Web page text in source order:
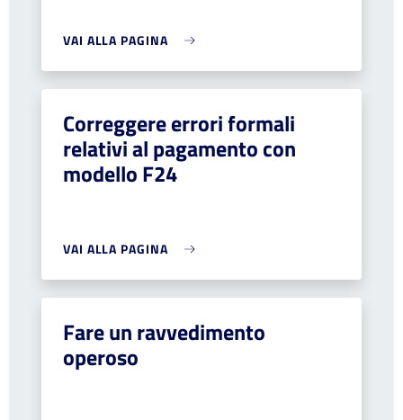
VAI ALLA PAGINA
Correggere errori formali
relativi al pagamento con
modello F24
VAI ALLA PAGINA
Fare un ravvedimento
operoso